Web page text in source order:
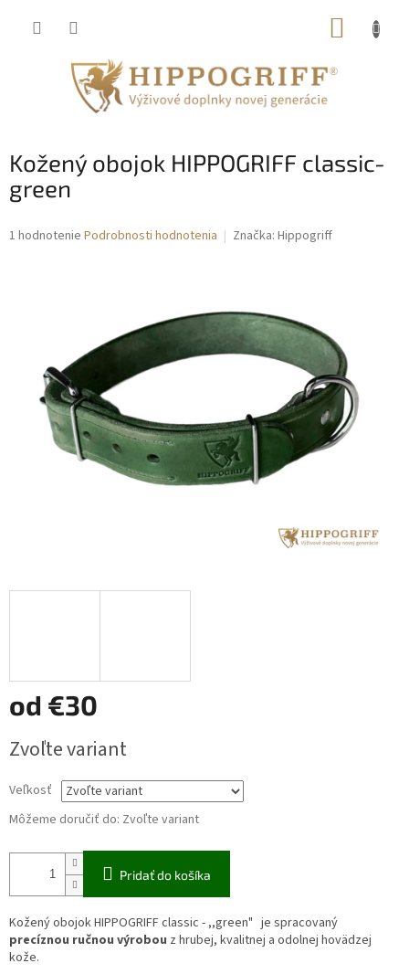
Kožený obojok HIPPOGRIFF classic-
green
Priemerné
1 hodnotenie Podrobnosti hodnotenia Značka: Hippogriff
od €30
cena:
Zvoľte variant
Veľkosť
Môžeme doručiť do: Zvoľte variant
Pridať do košíka
Kožený obojok HIPPOGRIFF classic - ,,green" je spracovaný
precíznou ručnou výrobou z hrubej, kvalitnej a odolnej hovädzej
kože.